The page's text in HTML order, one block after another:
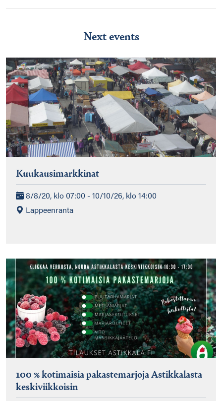
Next events
Kuukausimarkkinat
8/8/20, klo 07:00 - 10/10/26, klo 14:00
Lappeenranta
100 % kotimaisia pakastemarjoja Astikkalasta
keskiviikkoisin